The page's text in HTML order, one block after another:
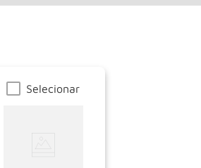
Selecionar